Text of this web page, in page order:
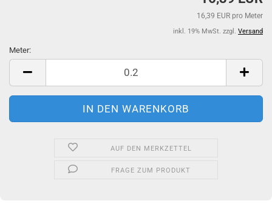
16,39 EUR pro Meter
inkl. 19% MwSt. zzgl. Versand
Meter:
Meter
AUF DEN MERKZETTEL
FRAGE ZUM PRODUKT